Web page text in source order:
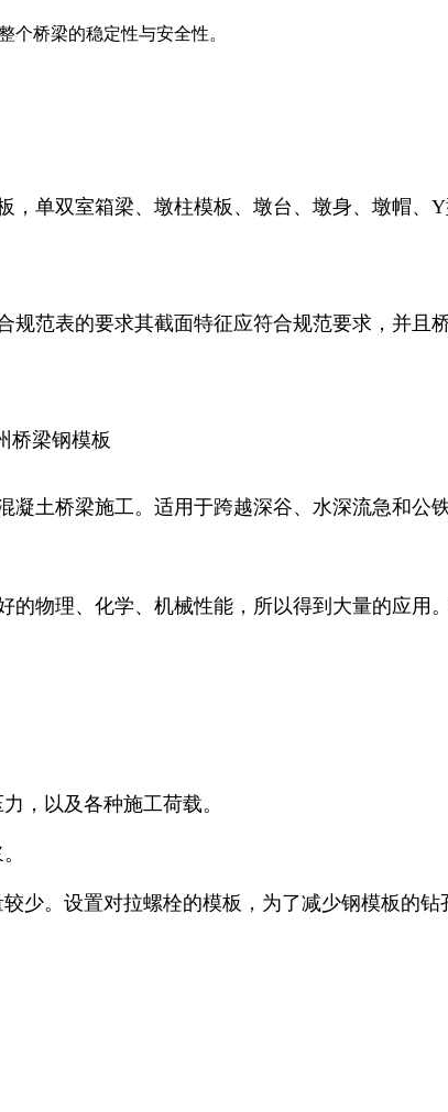
个桥梁的稳定性与安全性。
单双室箱梁、墩柱模板、墩台、墩身、墩帽、
范表的要求其截面特征应符合规范要求，并且
土桥梁施工。适用于跨越深谷、水深流急和公
物理、化学、机械性能，所以得到大量的应用
，以及各种施工荷载。
少。设置对拉螺栓的模板，为了减少钢模板的钻